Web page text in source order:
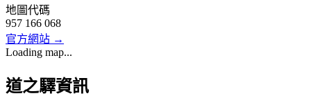
地圖代碼
957 166 068
官方網站 →
Loading map...
道之驛資訊